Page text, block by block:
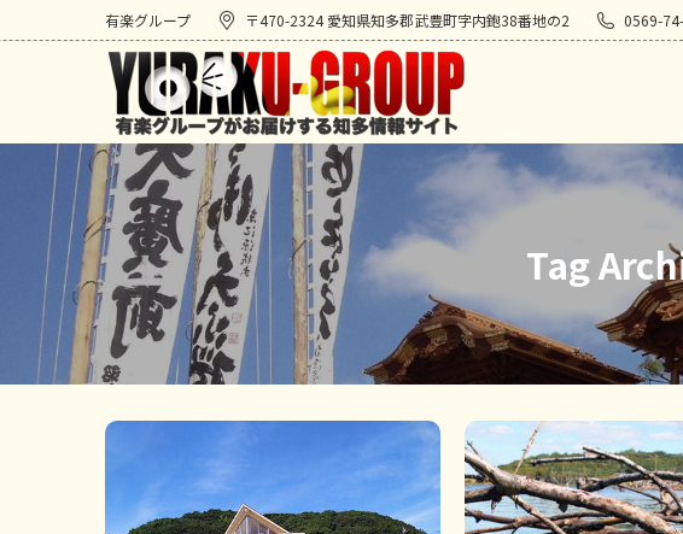
有楽グループ 〒470-2324 愛知県知多郡武豊町字内鉋38番地の2 0569-
Tag